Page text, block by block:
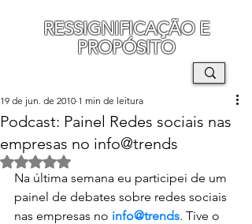
RESSIGNIFICAÇÃO E
PROPÓSITO
Podcast: Painel Redes sociais nas
empresas no info@trends
19 de jun. de 2010 1 min de leitura
Avaliado com NaN de 5 estrelas.
Na última semana eu participei de um
painel de debates sobre redes sociais
nas empresas no info@trends. Tive o